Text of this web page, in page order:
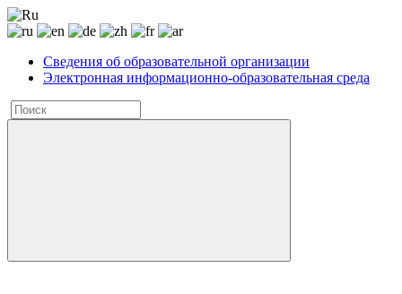
Сведения об образовательной организации
Электронная информационно-образовательная среда